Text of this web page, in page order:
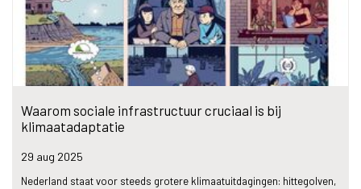
Waarom sociale infrastructuur cruciaal is bij
klimaatadaptatie
29 aug 2025
Nederland staat voor steeds grotere klimaatuitdagingen: hittegolven,